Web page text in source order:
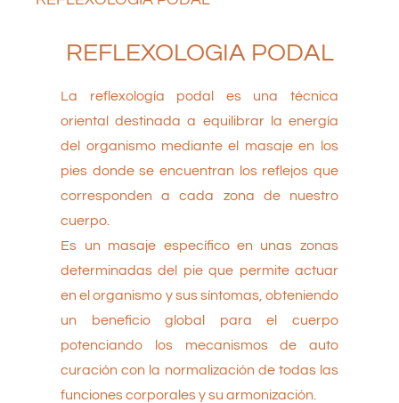
REFLEXOLOGIA PODAL
La reflexología podal es una técnica
oriental destinada a equilibrar la energía
del organismo mediante el masaje en los
pies donde se encuentran los reflejos que
corresponden a cada zona de nuestro
cuerpo.
Es un masaje específico en unas zonas
determinadas del pie que permite actuar
en el organismo y sus síntomas, obteniendo
un beneficio global para el cuerpo
potenciando los mecanismos de auto
curación con la normalización de todas las
funciones corporales y su armonización.